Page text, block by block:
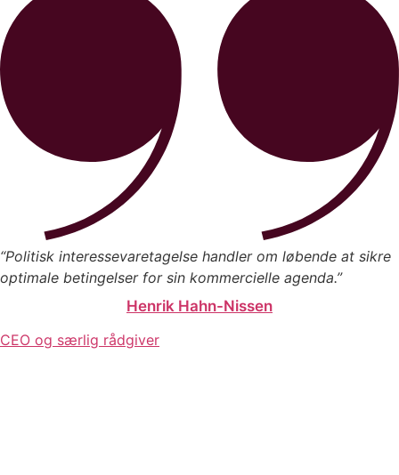
“Politisk interessevaretagelse handler om løbende at sikre
optimale betingelser for sin kommercielle agenda.”
Henrik Hahn-Nissen
CEO og særlig rådgiver